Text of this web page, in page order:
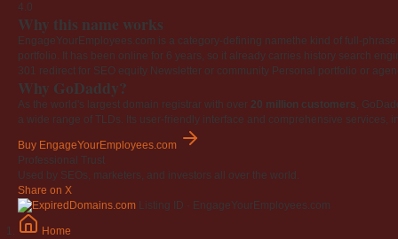
4.0
Why this name works
EngageYourEmployees.com is a category-defining namethe kind of full-
portfolio. It has been online for 6 years, so it already carries history search
301 redirect for SEO equity Newsletter or community Personal portfolio or
Why GoDaddy?
As the world's largest domain registrar with over 20 million customers,
a wide range of TLDs. Its user-friendly interface and comprehensive
Buy EngageYourEmployees.com
Professional Trust
Used by SEOs, marketers, and investors all over the world.
Share on X
Listing ID · EngageYourEmployees.com
Home